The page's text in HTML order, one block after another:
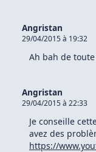
Angristan
29/04/2015 à 19:32
Ah bah de
Angristan
29/04/2015 à 22:33
Je conseille
avez des
https://